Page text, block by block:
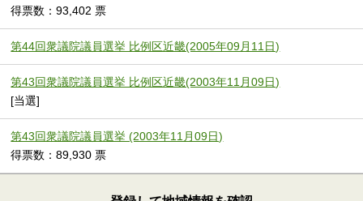
得票数：93,402 票
第44回衆議院議員選挙 比例区近畿(2005年09月11日)
第43回衆議院議員選挙 比例区近畿(2003年11月09日)
[当選]
第43回衆議院議員選挙 (2003年11月09日)
得票数：89,930 票